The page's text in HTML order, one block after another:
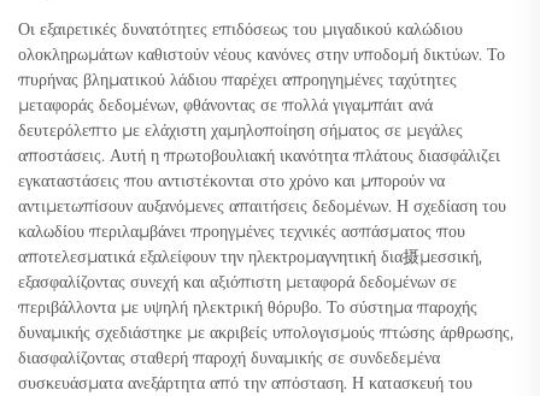
Οι εξαιρετικές δυνατότητες επιδόσεως του μιγαδικού καλώδιου
ολοκληρωμάτων καθιστούν νέους κανόνες στην υποδομή δικτύων. Το
πυρήνας βληματικού λάδιου παρέχει απροηγημένες ταχύτητες
μεταφοράς δεδομένων, φθάνοντας σε πολλά γιγαμπάιτ ανά
δευτερόλεπτο με ελάχιστη χαμηλοποίηση σήματος σε μεγάλες
αποστάσεις. Αυτή η πρωτοβουλιακή ικανότητα πλάτους διασφάλιζει
εγκαταστάσεις που αντιστέκονται στο χρόνο και μπορούν να
αντιμετωπίσουν αυξανόμενες απαιτήσεις δεδομένων. Η σχεδίαση του
καλωδίου περιλαμβάνει προηγμένες τεχνικές ασπάσματος που
αποτελεσματικά εξαλείφουν την ηλεκτρομαγνητική δια摄μεσσική,
εξασφαλίζοντας συνεχή και αξιόπιστη μεταφορά δεδομένων σε
περιβάλλοντα με υψηλή ηλεκτρική θόρυβο. Το σύστημα παροχής
δυναμικής σχεδιάστηκε με ακριβείς υπολογισμούς πτώσης άρθρωσης,
διασφαλίζοντας σταθερή παροχή δυναμικής σε συνδεδεμένα
συσκευάσματα ανεξάρτητα από την απόσταση. Η κατασκευή του